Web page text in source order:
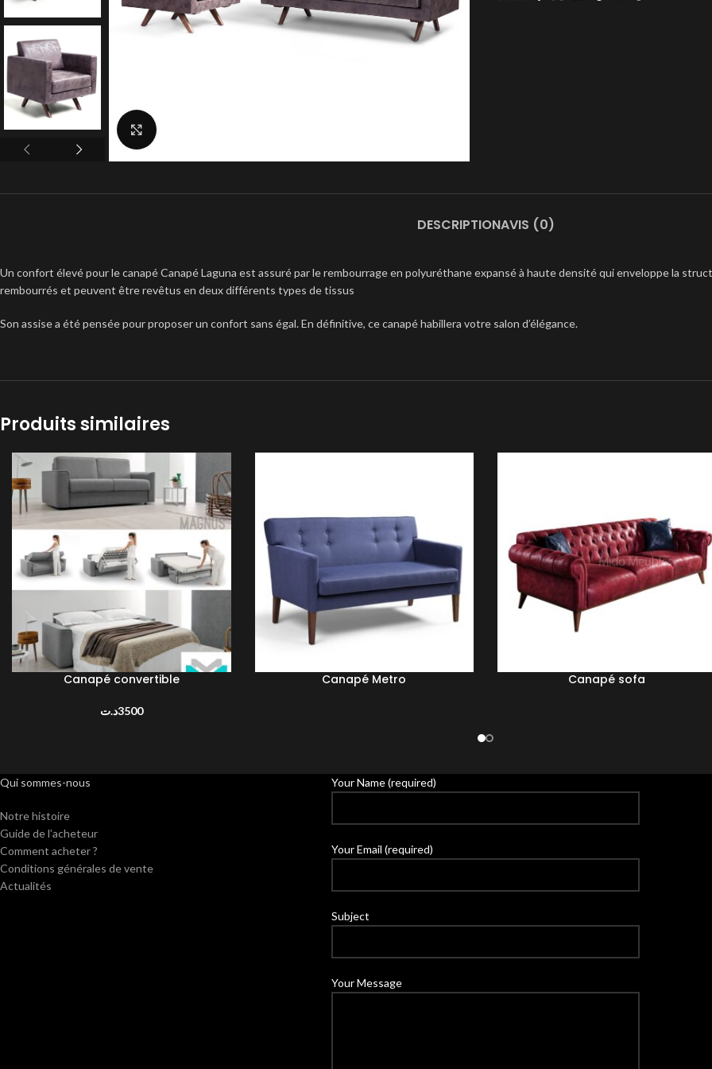
DESCRIPTIONAVIS (0)
Un confort élevé pour le canapé Canapé Laguna est assuré par le rembourrage en polyuréthane expansé à haute densité qui enveloppe la
rembourrés et peuvent être revêtus en deux différents types de tissus
Son assise a été pensée pour proposer un confort sans égal. En définitive, ce canapé habillera votre salon d’élégance.
Produits similaires
AJOUTER AU PANIER
Canapé convertible
3500د.ت
LIRE LA SUITECanapé Metro Canapé sofa
Qui sommes-nous
Notre histoire
Guide de l’acheteur
Comment acheter ?
Conditions générales de vente
Actualités
Your Name (required)
Your Email (required)
Subject
Your Message